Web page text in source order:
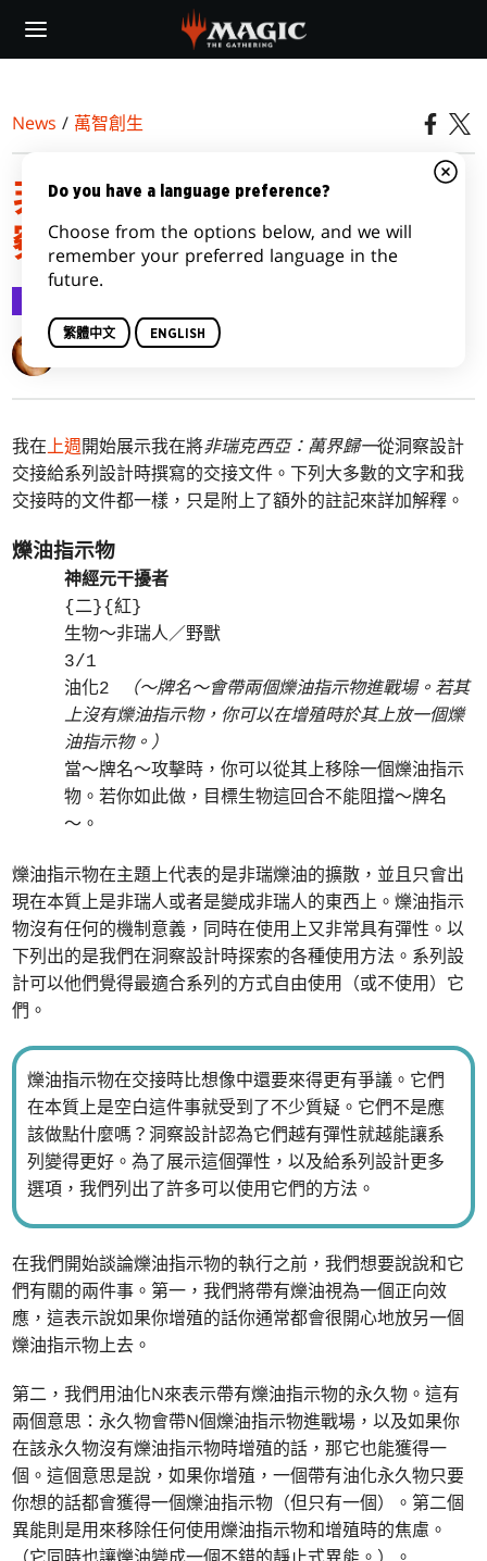
main
News / 萬智創生
非瑞克西亞：萬界歸一洞
察設計交接文件，第二部
Mark Rosewater
我在上週開始展示我在將非瑞克西亞：萬界歸一從洞察設計
交接給系列設計時撰寫的交接文件。下列大多數的文字和我
交接時的文件都一樣，只是附上了額外的註記來詳加解釋。
爍油指示物
神經元干擾者
{二}{紅}
生物～非瑞人／野獸
3/1
油化2
（～牌名～會帶兩個爍油指示物進戰場。若其
上沒有爍油指示物，你可以在增殖時於其上放一個爍
油指示物。）
當～牌名～攻擊時，你可以從其上移除一個爍油指示
物。若你如此做，目標生物這回合不能阻擋～牌名
～。
爍油指示物在主題上代表的是非瑞爍油的擴散，並且只會出
現在本質上是非瑞人或者是變成非瑞人的東西上。爍油指示
物沒有任何的機制意義，同時在使用上又非常具有彈性。以
下列出的是我們在洞察設計時探索的各種使用方法。系列設
計可以他們覺得最適合系列的方式自由使用（或不使用）它
們。
爍油指示物在交接時比想像中還要來得更有爭議。它們
在本質上是空白這件事就受到了不少質疑。它們不是應
該做點什麼嗎？洞察設計認為它們越有彈性就越能讓系
列變得更好。為了展示這個彈性，以及給系列設計更多
選項，我們列出了許多可以使用它們的方法。
在我們開始談論爍油指示物的執行之前，我們想要說說和它
們有關的兩件事。第一，我們將帶有爍油視為一個正向效
應，這表示說如果你增殖的話你通常都會很開心地放另一個
爍油指示物上去。
第二，我們用油化N來表示帶有爍油指示物的永久物。這有
兩個意思：永久物會帶N個爍油指示物進戰場，以及如果你
在該永久物沒有爍油指示物時增殖的話，那它也能獲得一
個。這個意思是說，如果你增殖，一個帶有油化永久物只要
你想的話都會獲得一個爍油指示物（但只有一個）。第二個
異能則是用來移除任何使用爍油指示物和增殖時的焦慮。
Do you have a language preference?
Choose from the options below, and we will
remember your preferred language in the
future.
繁體中文 ENGLISH